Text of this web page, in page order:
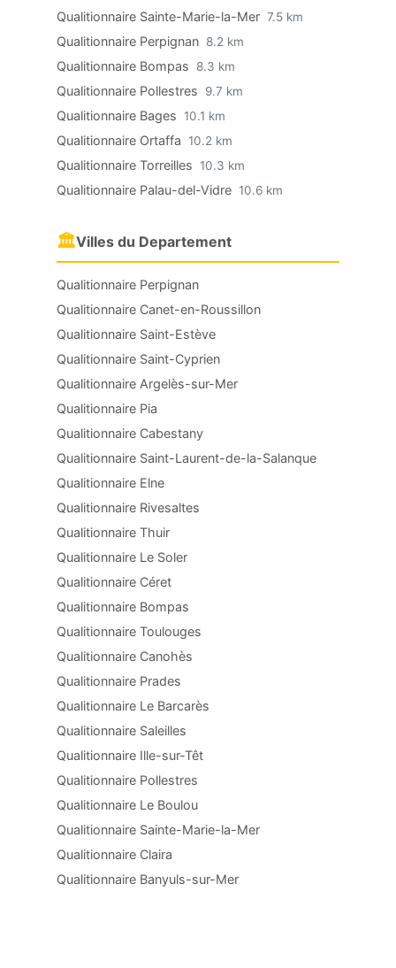
Qualitionnaire Sainte-Marie-la-Mer 7.5 km
Qualitionnaire Perpignan 8.2 km
Qualitionnaire Bompas 8.3 km
Qualitionnaire Pollestres 9.7 km
Qualitionnaire Bages 10.1 km
Qualitionnaire Ortaffa 10.2 km
Qualitionnaire Torreilles 10.3 km
Qualitionnaire Palau-del-Vidre 10.6 km
🏛Villes du Departement
Qualitionnaire Perpignan
Qualitionnaire Canet-en-Roussillon
Qualitionnaire Saint-Estève
Qualitionnaire Saint-Cyprien
Qualitionnaire Argelès-sur-Mer
Qualitionnaire Pia
Qualitionnaire Cabestany
Qualitionnaire Saint-Laurent-de-la-Salanque
Qualitionnaire Elne
Qualitionnaire Rivesaltes
Qualitionnaire Thuir
Qualitionnaire Le Soler
Qualitionnaire Céret
Qualitionnaire Bompas
Qualitionnaire Toulouges
Qualitionnaire Canohès
Qualitionnaire Prades
Qualitionnaire Le Barcarès
Qualitionnaire Saleilles
Qualitionnaire Ille-sur-Têt
Qualitionnaire Pollestres
Qualitionnaire Le Boulou
Qualitionnaire Sainte-Marie-la-Mer
Qualitionnaire Claira
Qualitionnaire Banyuls-sur-Mer